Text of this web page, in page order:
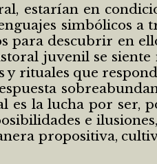
estarían en
simbólicos a
descubrir en
juvenil se
rituales que
es la lucha por ser,
e
propositiva,